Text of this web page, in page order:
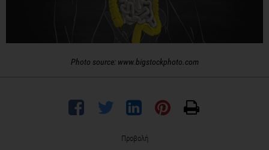
Photo source: www.bigstockphoto.com
Προβολή